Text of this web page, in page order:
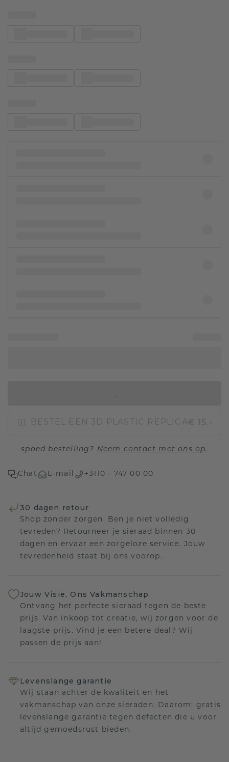
BESTEL EEN 3D PLASTIC REPLICA€ 15,-
spoed bestelling? Neem contact met ons op.
Chat E-mail +3110 - 747 00 00
30 dagen retour
Shop zonder zorgen. Ben je niet volledig
tevreden? Retourneer je sieraad binnen 30
dagen en ervaar een zorgeloze service. Jouw
tevredenheid staat bij ons voorop.
Jouw Visie, Ons Vakmanschap
Ontvang het perfecte sieraad tegen de beste
prijs. Van inkoop tot creatie, wij zorgen voor de
laagste prijs. Vind je een betere deal? Wij
passen de prijs aan!
Levenslange garantie
Wij staan achter de kwaliteit en het
vakmanschap van onze sieraden. Daarom: gratis
levenslange garantie tegen defecten die u voor
altijd gemoedsrust bieden.